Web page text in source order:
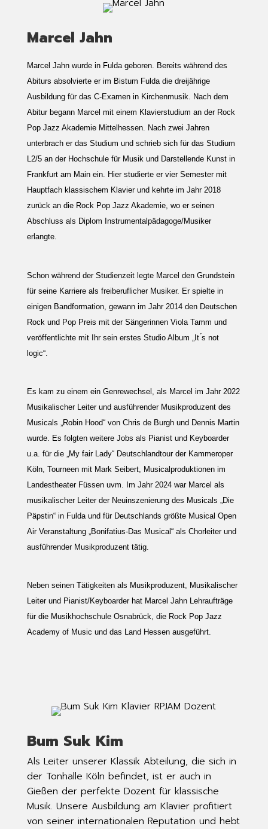
Marcel Jahn
Marcel Jahn wurde in Fulda geboren. Bereits während des
Abiturs absolvierte er im Bistum Fulda die dreijährige
Ausbildung für das C-Examen in Kirchenmusik. Nach dem
Abitur begann Marcel mit einem Klavierstudium an der Rock
Pop Jazz Akademie Mittelhessen. Nach zwei Jahren
unterbrach er das Studium und schrieb sich für das Studium
L2/5 an der Hochschule für Musik und Darstellende Kunst in
Frankfurt am Main ein. Hier studierte er vier Semester mit
Hauptfach klassischem Klavier und kehrte im Jahr 2018
zurück an die Rock Pop Jazz Akademie, wo er seinen
Abschluss als Diplom Instrumentalpädagoge/Musiker
erlangte.
Schon während der Studienzeit legte Marcel den Grundstein
für seine Karriere als freiberuflicher Musiker. Er spielte in
einigen Bandformation, gewann im Jahr 2014 den Deutschen
Rock und Pop Preis mit der Sängerinnen Viola Tamm und
veröffentlichte mit Ihr sein erstes Studio Album „It ́s not
logic“.
Es kam zu einem ein Genrewechsel, als Marcel im Jahr 2022
Musikalischer Leiter und ausführender Musikproduzent des
Musicals „Robin Hood“ von Chris de Burgh und Dennis Martin
wurde. Es folgten weitere Jobs als Pianist und Keyboarder
u.a. für die „My fair Lady“ Deutschlandtour der Kammeroper
Köln, Tourneen mit Mark Seibert, Musicalproduktionen im
Landestheater Füssen uvm. Im Jahr 2024 war Marcel als
musikalischer Leiter der Neuinszenierung des Musicals „Die
Päpstin“ in Fulda und für Deutschlands größte Musical Open
Air Veranstaltung „Bonifatius-Das Musical“ als Chorleiter und
ausführender Musikproduzent tätig.
Neben seinen Tätigkeiten als Musikproduzent, Musikalischer
Leiter und Pianist/Keyboarder hat Marcel Jahn Lehraufträge
für die Musikhochschule Osnabrück, die Rock Pop Jazz
Academy of Music und das Land Hessen ausgeführt.
Bum Suk Kim
Als Leiter unserer Klassik Abteilung, die sich in
der Tonhalle Köln befindet, ist er auch in
Gießen der perfekte Dozent für klassische
Musik. Unsere Ausbildung am Klavier profitiert
von seiner internationalen Reputation und hebt